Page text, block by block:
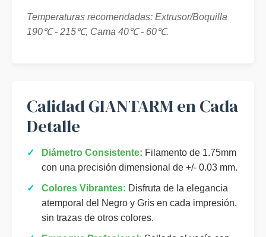
Temperaturas recomendadas: Extrusor/Boquilla
190℃ - 215℃, Cama 40℃ - 60℃.
Calidad GIANTARM en Cada
Detalle
✓ Diámetro Consistente: Filamento de 1.75mm
con una precisión dimensional de +/- 0.03 mm.
✓ Colores Vibrantes: Disfruta de la elegancia
atemporal del Negro y Gris en cada impresión,
sin trazas de otros colores.